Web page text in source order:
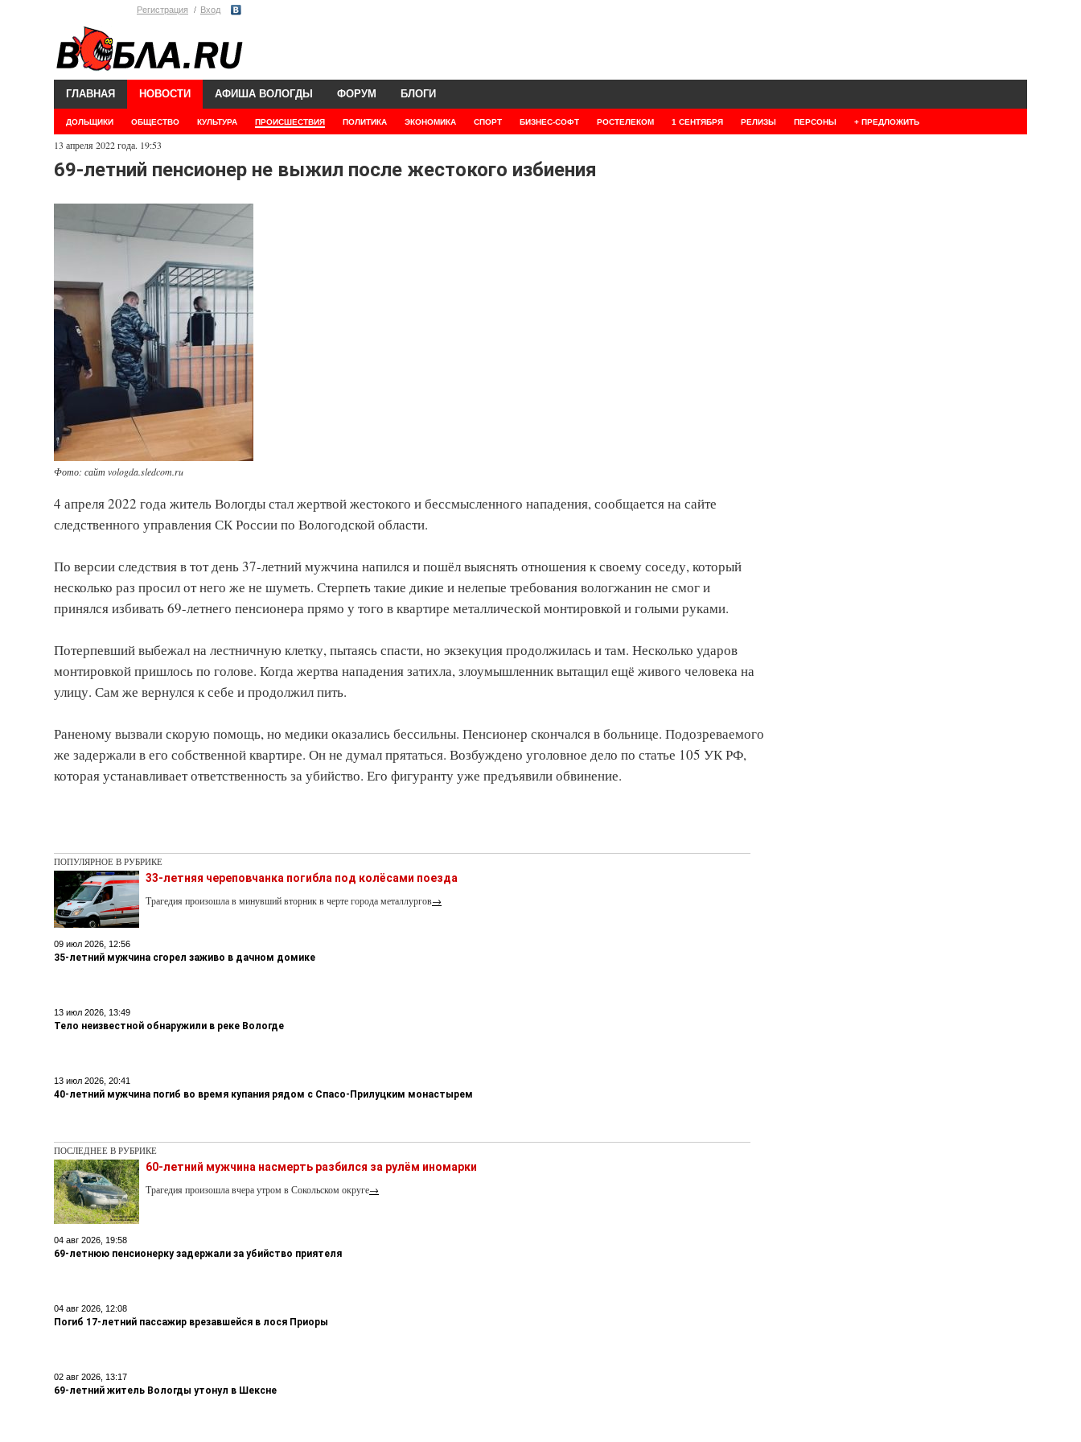
Регистрация Вход
ГЛАВНАЯ НОВОСТИ
ДОЛЬЩИКИ ОБЩЕСТВО КУЛЬТУРА ПРОИСШЕСТВИЯ ПОЛИТИКА ЭКОНОМИКА СПОРТ БИЗНЕС-СОФТ РОСТЕЛЕКОМ 1 СЕНТЯБРЯ РЕЛИЗЫ ПЕРСОНЫ + ПРЕДЛОЖИТЬ
АФИША ВОЛОГДЫ ФОРУМ БЛОГИ
13 апреля 2022 года. 19:53
69-летний пенсионер не выжил после жестокого избиения
Фото: сайт vologda.sledcom.ru
4 апреля 2022 года житель Вологды стал жертвой жестокого и бессмысленного нападения, сообщается на сайте
следственного управления СК России по Вологодской области.
По версии следствия в тот день 37-летний мужчина напился и пошёл выяснять отношения к своему соседу, который
несколько раз просил от него же не шуметь. Стерпеть такие дикие и нелепые требования вологжанин не смог и
принялся избивать 69-летнего пенсионера прямо у того в квартире металлической монтировкой и голыми руками.
Потерпевший выбежал на лестничную клетку, пытаясь спасти, но экзекуция продолжилась и там. Несколько ударов
монтировкой пришлось по голове. Когда жертва нападения затихла, злоумышленник вытащил ещё живого человека на
улицу. Сам же вернулся к себе и продолжил пить.
Раненому вызвали скорую помощь, но медики оказались бессильны. Пенсионер скончался в больнице. Подозреваемого
же задержали в его собственной квартире. Он не думал прятаться. Возбуждено уголовное дело по статье 105 УК РФ,
которая устанавливает ответственность за убийство. Его фигуранту уже предъявили обвинение.
ПОПУЛЯРНОЕ В РУБРИКЕ
33-летняя череповчанка погибла под колёсами поезда
Трагедия произошла в минувший вторник в черте города металлургов→
09 июл 2026, 12:56
35-летний мужчина сгорел заживо в дачном домике
13 июл 2026, 13:49
Тело неизвестной обнаружили в реке Вологде
13 июл 2026, 20:41
40-летний мужчина погиб во время купания рядом с Спасо-Прилуцким монастырем
ПОСЛЕДНЕЕ В РУБРИКЕ
60-летний мужчина насмерть разбился за рулём иномарки
Трагедия произошла вчера утром в Сокольском округе→
04 авг 2026, 19:58
69-летнюю пенсионерку задержали за убийство приятеля
04 авг 2026, 12:08
Погиб 17-летний пассажир врезавшейся в лося Приоры
02 авг 2026, 13:17
69-летний житель Вологды утонул в Шексне